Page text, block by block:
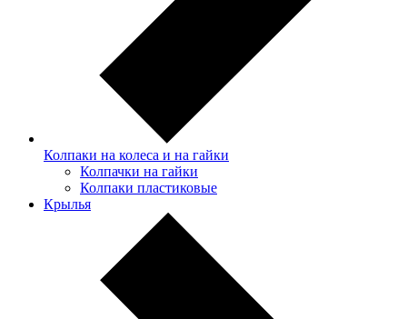
Колпаки на колеса и на гайки
Колпачки на гайки
Колпаки пластиковые
Крылья